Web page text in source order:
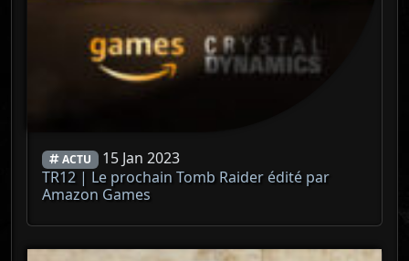
ACTU 15 Jan 2023
TR12 | Le prochain Tomb Raider édité par
Amazon Games